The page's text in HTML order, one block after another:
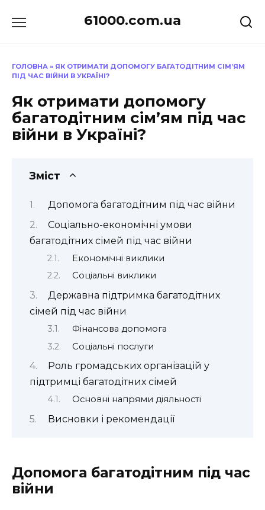
до
61000.com.ua
ГОЛОВНА » ЯК ОТРИМАТИ ДОПОМОГУ БАГАТОДІТНИМ СІМ’ЯМ
ПІД ЧАС ВІЙНИ В УКРАЇНІ?
Як отримати допомогу
багатодітним сім’ям під час
війни в Україні?
Зміст
Допомога багатодітним під час війни
Соціально-економічні умови
багатодітних сімей під час війни
Економічні виклики
Соціальні виклики
Державна підтримка багатодітних
сімей під час війни
Фінансова допомога
Соціальні послуги
Роль громадських організацій у
підтримці багатодітних сімей
Основні напрями діяльності
Висновки і рекомендації
Допомога багатодітним під час
війни